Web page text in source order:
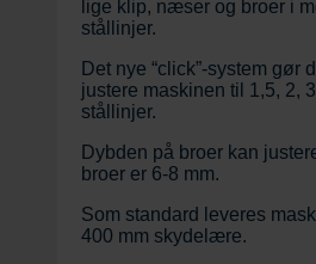
lige klip, næser og broer i
stållinjer.
Det nye “click”-system gør
justere maskinen til 1,5, 2,
stållinjer.
Dybden på broer kan
broer er 6-8 mm.
Som standard leveres
400 mm skydelære.